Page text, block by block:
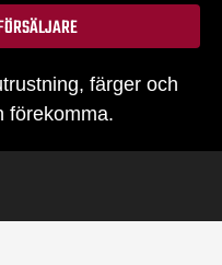
färger och
förekomma.